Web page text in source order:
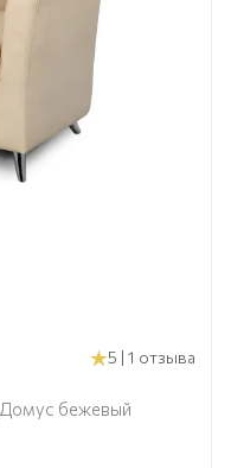
5 | 1 отзыва
Домус бежевый